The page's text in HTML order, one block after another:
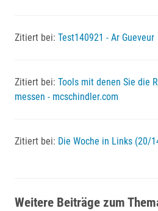
Zitiert bei: Test140921 - Ar Gueveur
Zitiert bei: Tools mit denen Sie die
messen - mcschindler.com
Zitiert bei: Die Woche in Links (20/
Weitere Beiträge zum